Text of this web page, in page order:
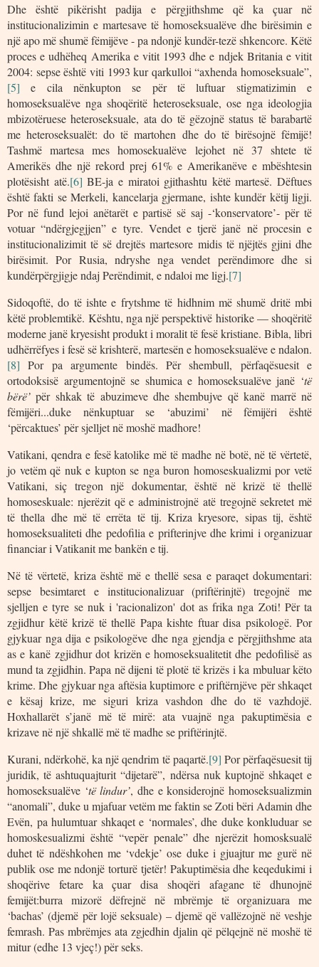
Dhe është pikërisht padija e përgjithshme që ka çuar në
institucionalizimin e martesave të homoseksualëve dhe birësimin e
një apo më shumë fëmijëve - pa ndonjë kundër-tezë shkencore. Këtë
proces e udhëheq Amerika e vitit 1993 dhe e ndjek Britania e vitit
2004: sepse është viti 1993 kur qarkulloi “axhenda homoseksuale”,
[5] e cila nënkupton se për të luftuar stigmatizimin e
homoseksualëve nga shoqëritë heteroseksuale, ose nga ideologjia
mbizotëruese heteroseksuale, ata do të gëzojnë status të barabartë
me heteroseksualët: do të martohen dhe do të birësojnë fëmijë!
Tashmë martesa mes homosekualëve lejohet në 37 shtete të
Amerikës dhe një rekord prej 61% e Amerikanëve e mbështesin
plotësisht atë.[6] BE-ja e miratoi gjithashtu këtë martesë. Dëftues
është fakti se Merkeli, kancelarja gjermane, ishte kundër këtij ligji.
Por në fund lejoi anëtarët e partisë së saj -‘konservatore’- për të
votuar “ndërgjegjjen” e tyre. Vendet e tjerë janë në procesin e
institucionalizimit të së drejtës martesore midis të njëjtës gjini dhe
birësimit. Por Rusia, ndryshe nga vendet perëndimore dhe si
kundërpërgjigje ndaj Perëndimit, e ndaloi me ligj.[7]
Sidoqoftë, do të ishte e frytshme të hidhnim më shumë dritë mbi
këtë problemtikë. Kështu, nga një perspektivë historike — shoqëritë
moderne janë kryesisht produkt i moralit të fesë kristiane. Bibla, libri
udhërrëfyes i fesë së krishterë, martesën e homoseksualëve e ndalon.
[8] Por pa argumente bindës. Për shembull, përfaqësuesit e
ortodoksisë argumentojnë se shumica e homoseksualëve janë ‘të
bërë’ për shkak të abuzimeve dhe shembujve që kanë marrë në
fëmijëri...duke nënkuptuar se ‘abuzimi’ në fëmijëri është
‘përcaktues’ për sjelljet në moshë madhore!
Vatikani, qendra e fesë katolike më të madhe në botë, në të vërtetë,
jo vetëm që nuk e kupton se nga buron homoseskualizmi por vetë
Vatikani, siç tregon një dokumentar, është në krizë të thellë
homoseskuale: njerëzit që e administrojnë atë tregojnë sekretet më
të thella dhe më të errëta të tij. Kriza kryesore, sipas tij, është
homoseksualiteti dhe pedofilia e prifterinjve dhe krimi i organizuar
financiar i Vatikanit me bankën e tij.
Në të vërtetë, kriza është më e thellë sesa e paraqet dokumentari:
sepse besimtaret e institucionalizuar (priftërinjtë) tregojnë me
sjelljen e tyre se nuk i 'racionalizon' dot as frika nga Zoti! Për ta
zgjidhur këtë krizë të thellë Papa kishte ftuar disa psikologë. Por
gjykuar nga dija e psikologëve dhe nga gjendja e përgjithshme ata
as e kanë zgjidhur dot krizën e homoseksualitetit dhe pedofilisë as
mund ta zgjidhin. Papa në dijeni të plotë të krizës i ka mbuluar këto
krime. Dhe gjykuar nga aftësia kuptimore e priftërnjëve për shkaqet
e kësaj krize, me siguri kriza vashdon dhe do të vazhdojë.
Hoxhallarët s’janë më të mirë: ata vuajnë nga pakuptimësia e
krizave në një shkallë më të madhe se priftërinjtë.
Kurani, ndërkohë, ka një qendrim të paqartë.[9] Por përfaqësuesit tij
juridik, të ashtuquajturit “dijetarë”, ndërsa nuk kuptojnë shkaqet e
homoseksualëve ‘të lindur’, dhe e konsiderojnë homoseksualizmin
“anomali”, duke u mjafuar vetëm me faktin se Zoti bëri Adamin dhe
Evën, pa hulumtuar shkaqet e ‘normales’, dhe duke konkluduar se
homoskesualizmi është “vepër penale” dhe njerëzit homosksualë
duhet të ndëshkohen me ‘vdekje’ ose duke i gjuajtur me gurë në
publik ose me ndonjë torturë tjetër! Pakuptimësia dhe keqedukimi i
shoqërive fetare ka çuar disa shoqëri afagane të dhunojnë
femijët:burra mizorë dëfrejnë në mbrëmje të organizuara me
‘bachas’ (djemë për lojë seksuale) – djemë që vallëzojnë në veshje
femrash. Pas mbrëmjes ata zgjedhin djalin që pëlqejnë në moshë të
mitur (edhe 13 vjeç!) për seks.